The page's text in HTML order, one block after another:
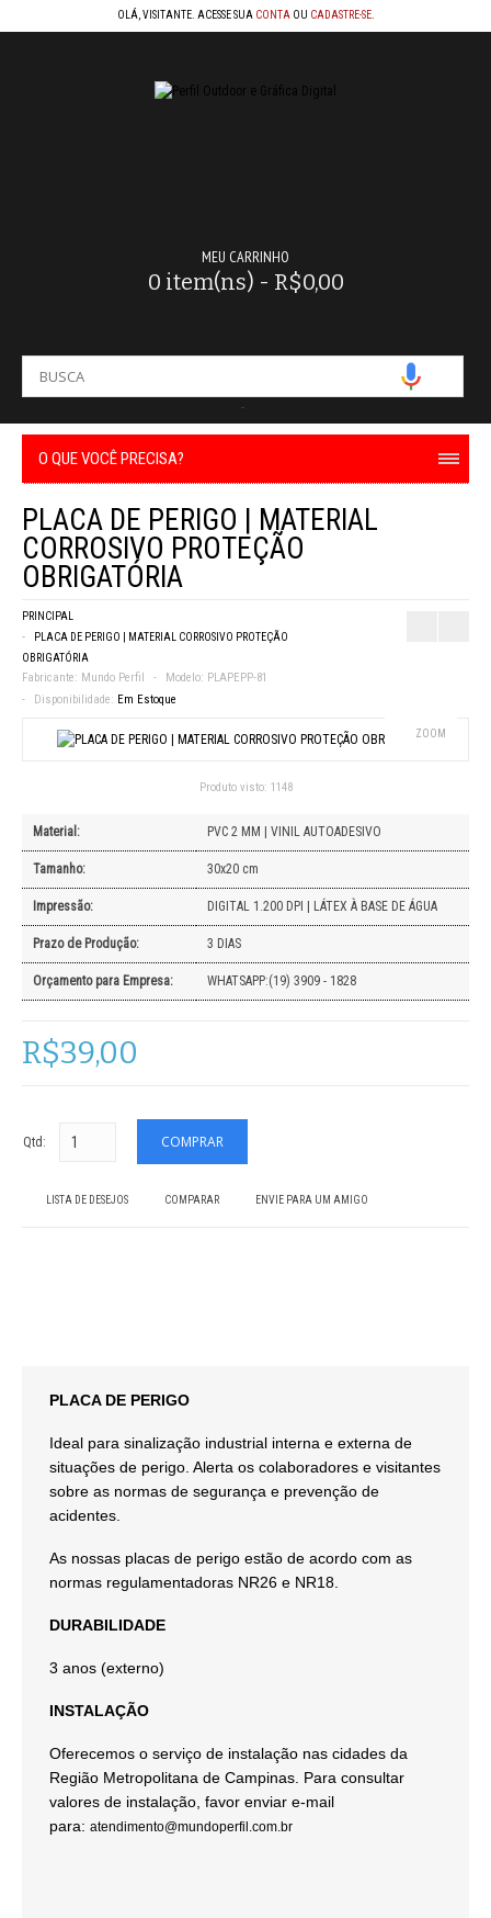
OLÁ, VISITANTE. ACESSE SUA CONTA OU CADASTRE-SE.
MEU CARRINHO
0 item(ns) - R$0,00
-
O QUE VOCÊ PRECISA?
PLACA DE PERIGO | MATERIAL
CORROSIVO PROTEÇÃO
OBRIGATÓRIA
PRINCIPAL
PLACA DE PERIGO | MATERIAL CORROSIVO PROTEÇÃO
OBRIGATÓRIA
Fabricante: Mundo Perfil Modelo: PLAPEPP-81
Disponibilidade: Em Estoque
ZOOM
Produto visto: 1148
Material: PVC 2 MM | VINIL AUTOADESIVO
Tamanho: 30x20 cm
Impressão: DIGITAL 1.200 DPI | LÁTEX À BASE DE ÁGUA
Prazo de Produção: 3 DIAS
Orçamento para Empresa: WHATSAPP:(19) 3909 - 1828
R$39,00
Qtd:
LISTA DE DESEJOS COMPARAR ENVIE PARA UM AMIGO
PLACA DE PERIGO
Ideal para sinalização industrial interna e externa de
situações de perigo. Alerta os colaboradores e visitantes
sobre as normas de segurança e prevenção de
acidentes.
As nossas placas de perigo estão de acordo com as
normas regulamentadoras NR26 e NR18.
DURABILIDADE
3 anos (externo)
INSTALAÇÃO
Oferecemos o serviço de instalação nas cidades da
Região Metropolitana de Campinas. Para consultar
valores de instalação, favor enviar e-mail
para: atendimento@mundoperfil.com.br